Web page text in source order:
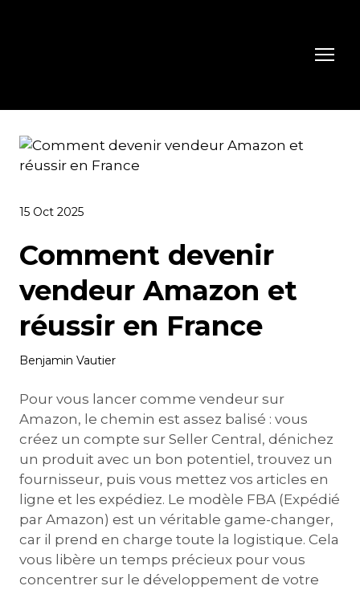
15 Oct 2025
Comment devenir
vendeur Amazon et
réussir en France
Benjamin Vautier
Pour vous lancer comme vendeur sur
Amazon, le chemin est assez balisé : vous
créez un compte sur Seller Central, dénichez
un produit avec un bon potentiel, trouvez un
fournisseur, puis vous mettez vos articles en
ligne et les expédiez. Le modèle FBA (Expédié
par Amazon) est un véritable game-changer,
car il prend en charge toute la logistique. Cela
vous libère un temps précieux pour vous
concentrer sur le développement de votre